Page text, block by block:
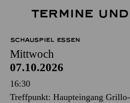
TERMINE
SCHAUSPIEL ESSEN
Mittwoch
07.10.2026
16:30
Treffpunkt: Haupteingang